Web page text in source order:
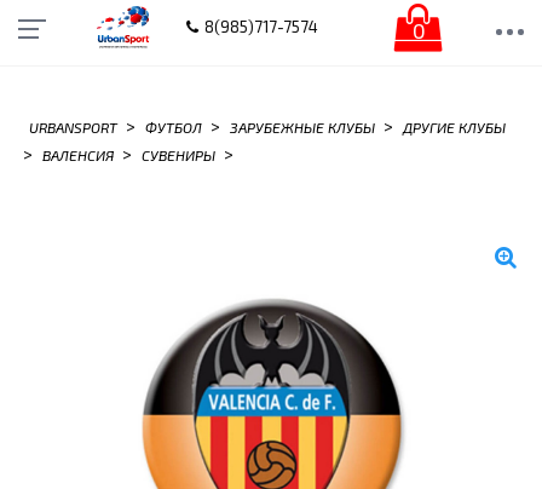
8(985)717-7574 0
URBANSPORT > ФУТБОЛ > ЗАРУБЕЖНЫЕ КЛУБЫ > ДРУГИЕ КЛУБЫ
> ВАЛЕНСИЯ > СУВЕНИРЫ >